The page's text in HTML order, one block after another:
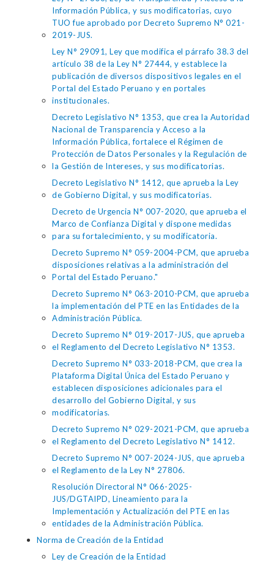
Información Pública, y sus modificatorias, cuyo
TUO fue aprobado por Decreto Supremo N° 021-
2019-JUS.
Ley N° 29091, Ley que modifica el párrafo 38.3 del
artículo 38 de la Ley N° 27444, y establece la
publicación de diversos dispositivos legales en el
Portal del Estado Peruano y en portales
institucionales.
Decreto Legislativo N° 1353, que crea la Autoridad
Nacional de Transparencia y Acceso a la
Información Pública, fortalece el Régimen de
Protección de Datos Personales y la Regulación de
la Gestión de Intereses, y sus modificatorias.
Decreto Legislativo N° 1412, que aprueba la Ley
de Gobierno Digital, y sus modificatorias.
Decreto de Urgencia N° 007-2020, que aprueba el
Marco de Confianza Digital y dispone medidas
para su fortalecimiento, y su modificatoria.
Decreto Supremo N° 059-2004-PCM, que aprueba
disposiciones relativas a la administración del
Portal del Estado Peruano."
Decreto Supremo N° 063-2010-PCM, que aprueba
la implementación del PTE en las Entidades de la
Administración Pública.
Decreto Supremo N° 019-2017-JUS, que aprueba
el Reglamento del Decreto Legislativo N° 1353.
Decreto Supremo N° 033-2018-PCM, que crea la
Plataforma Digital Única del Estado Peruano y
establecen disposiciones adicionales para el
desarrollo del Gobierno Digital, y sus
modificatorias.
Decreto Supremo N° 029-2021-PCM, que aprueba
el Reglamento del Decreto Legislativo N° 1412.
Decreto Supremo N° 007-2024-JUS, que aprueba
el Reglamento de la Ley N° 27806.
Resolución Directoral N° 066-2025-
JUS/DGTAIPD, Lineamiento para la
Implementación y Actualización del PTE en las
entidades de la Administración Pública.
Norma de Creación de la Entidad
Ley de Creación de la Entidad